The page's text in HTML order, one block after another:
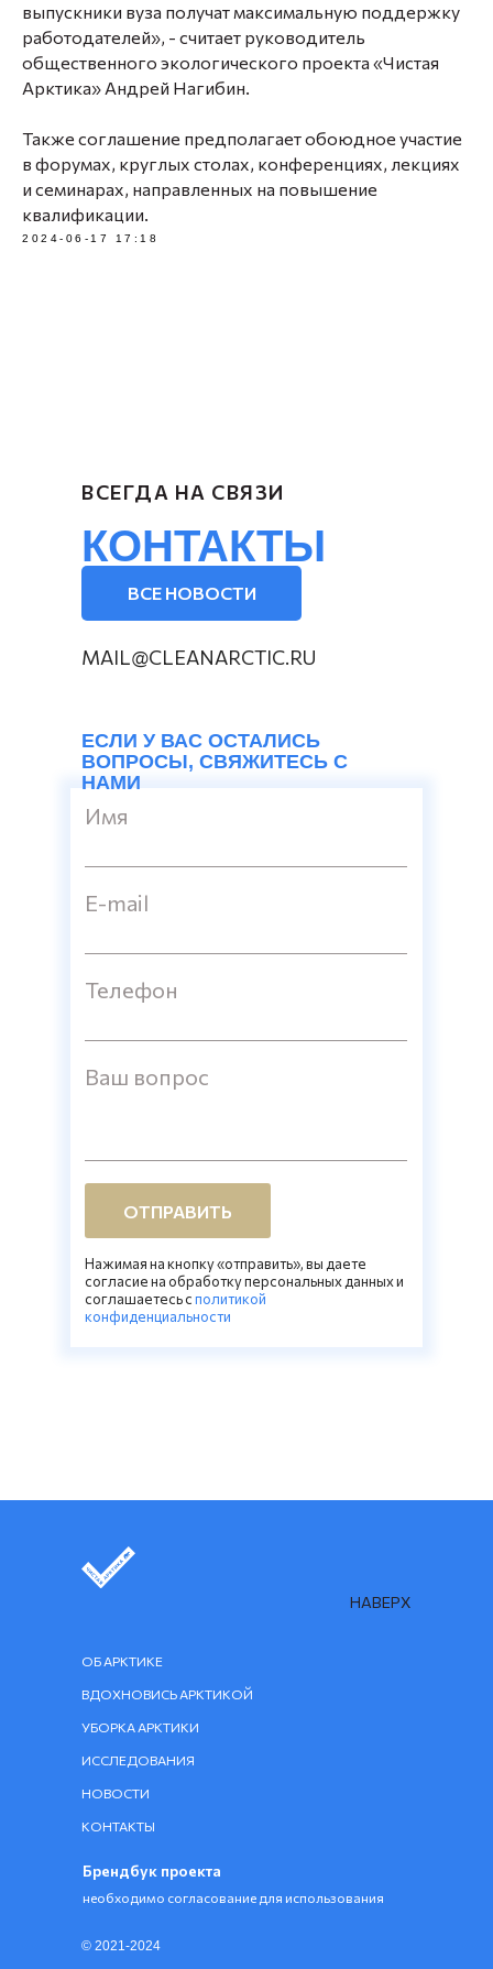
выпускники вуза получат максимальную поддержку
работодателей», - считает руководитель
общественного экологического проекта «Чистая
Арктика» Андрей Нагибин.
Также соглашение предполагает обоюдное участие
в форумах, круглых столах, конференциях, лекциях
и семинарах, направленных на повышение
квалификации.
2024-06-17 17:18
ВСЕ НОВОСТИ
КОНТАКТЫ
ВСЕГДА НА СВЯЗИ
ЕСЛИ У ВАС ОСТАЛИСЬ
ВОПРОСЫ, СВЯЖИТЕСЬ С
НАМИ
Имя
E-mail
Телефон
Ваш вопрос
ОТПРАВИТЬ
Нажимая на кнопку «отправить», вы даете
согласие на обработку персональных данных и
соглашаетесь cполитикой
конфиденциальности
MAIL@CLEANARCTIC.RU
© 2021-2024
НАВЕРХ
ВДОХНОВИСЬ АРКТИКОЙ
ОБ АРКТИКЕ
ИССЛЕДОВАНИЯ
УБОРКА АРКТИКИ
КОНТАКТЫ
НОВОСТИ
Брендбук проекта
необходимо согласование для использования